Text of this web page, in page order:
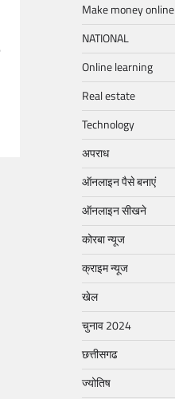
Make money online
NATIONAL
Online learning
Real estate
Technology
अपराध
ऑनलाइन पैसे बनाएं
ऑनलाइन सीखने
कोरबा न्यूज
क्राइम न्यूज
खेल
चुनाव 2024
छत्तीसगढ
ज्योतिष